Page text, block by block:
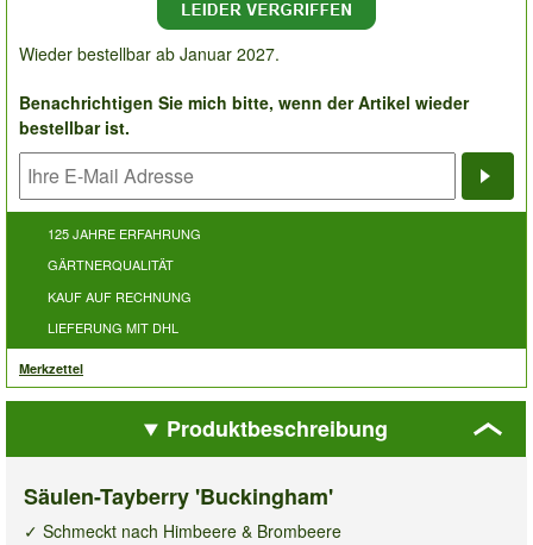
Wieder bestellbar ab Januar 2027.
Benachrichtigen Sie mich bitte, wenn der Artikel wieder
bestellbar ist.
125 JAHRE ERFAHRUNG
GÄRTNERQUALITÄT
KAUF AUF RECHNUNG
LIEFERUNG MIT DHL
Merkzettel
Produktbeschreibung
Säulen-Tayberry 'Buckingham'
✓ Schmeckt nach Himbeere & Brombeere